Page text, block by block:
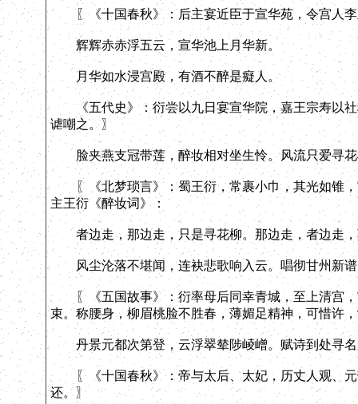
〖《十国春秋》：后主宴近臣于宣华苑，令宫人李
辉辉赤赤浮五云，宣华池上月华新。
月华如水浸宫殿，有酒不醉是癡人。
《五代史》：衍尝以九日宴宣华院，嘉王宗寿以社
谑嘲之。〗
脸夹燕支冠带莲，醉妆相对坐生怜。风流只爱寻花
〖《北梦琐言》：蜀王衍，常裹小巾，其光如锥，
主王衍《醉妆词》：
者边走，那边走，只是寻花柳。那边走，者边走，
风尘沦落不堪闻，连袂悲歌响入云。唱彻甘州新谱
〖《五国故事》：衍率母后同幸青城，至上清宫，
束。称腰身，柳眉桃脸不胜春，薄媚足精神，可惜许
丹景元都次第登，云浮翠辇陟崚嶒。赋诗到处寻名
〖《十国春秋》：帝与太后、太妃，历丈人观、元
还。〗